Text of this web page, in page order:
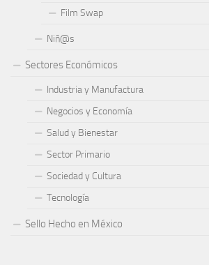
Film Swap
Niñ@s
Sectores Económicos
Industria y Manufactura
Negocios y Economía
Salud y Bienestar
Sector Primario
Sociedad y Cultura
Tecnología
Sello Hecho en México